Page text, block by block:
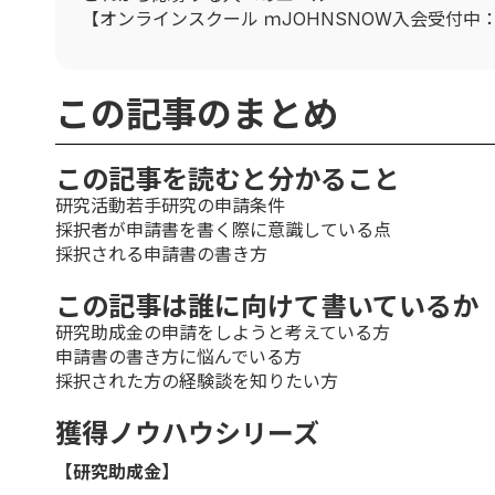
【オンラインスクール ｍJOHNSNOW入会受付中
この記事のまとめ
この記事を読むと分かること
研究活動若手研究の申請条件
採択者が申請書を書く際に意識している点
採択される申請書の書き方
この記事は誰に向けて書いているか
研究助成金の申請をしようと考えている方
申請書の書き方に悩んでいる方
採択された方の経験談を知りたい方
獲得ノウハウシリーズ
【研究助成金】